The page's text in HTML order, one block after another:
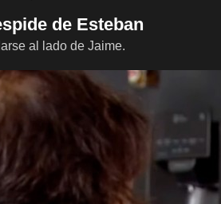
de Esteban
al lado de Jaime.